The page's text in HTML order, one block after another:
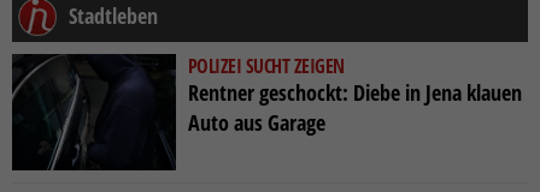
Stadtleben
POLIZEI SUCHT ZEIGEN
Rentner geschockt: Diebe in Jena klauen
Auto aus Garage